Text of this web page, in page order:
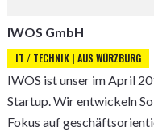
IWOS GmbH
IT / TECHNIK | AUS WÜRZBURG
IWOS ist unser im April
Startup. Wir entwickeln
Fokus auf